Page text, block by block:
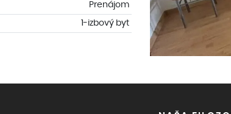
Prenájom
1-izbový byt